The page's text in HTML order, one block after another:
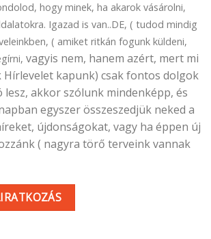
hogy minek, ha akarok vásárolni,
Igazad is van..DE, ( tudod mindig
( amiket ritkán fogunk küldeni,
vagyis nem, hanem azért, mert mi
Hírlevelet kapunk) csak fontos dolgok
lesz, akkor szólunk mindenképp, és
egyszer összeszedjük neked a
újdonságokat, vagy ha éppen új
( nagyra törő terveink vannak